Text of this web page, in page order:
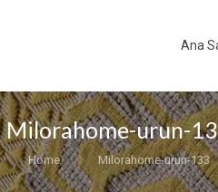
Ana
Milorahome-urun-
Home Milorahome-urun-133